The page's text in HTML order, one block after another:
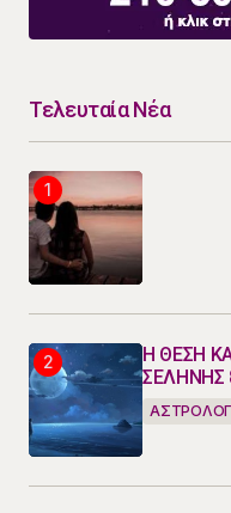
Τελευταία Νέα
Η ΘΕΣΗ
ΣΕΛΗΝΗΣ